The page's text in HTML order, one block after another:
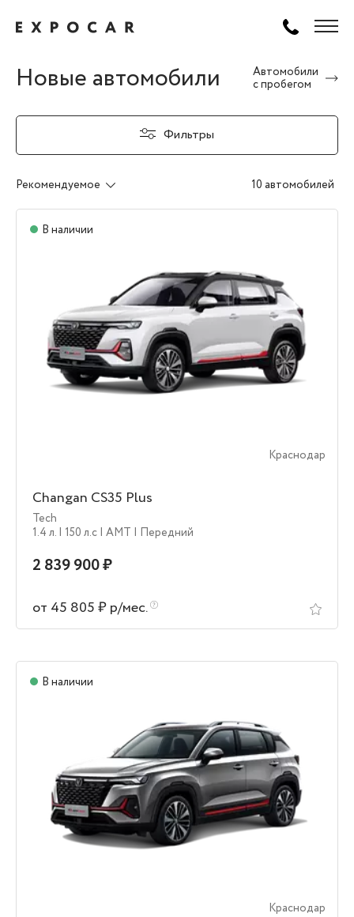
Новые автомобили
Автомобили
с пробегом
Фильтры
Рекомендуемое 10 автомобилей
В наличии
Краснодар
Changan CS35 Plus
Tech
1.4 л. | 150 л.c | AMT | Передний
2 839 900 ₽
от 45 805 ₽ р/мес.
В наличии
Краснодар